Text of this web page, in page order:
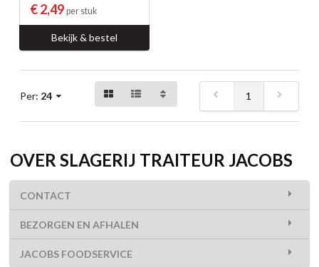
€ 2,49 per stuk
Bekijk & bestel
Per: 24 1
OVER SLAGERIJ TRAITEUR JACOBS
CONTACT
BEZORGEN EN AFHALEN
JACOBS FOODSERVICE